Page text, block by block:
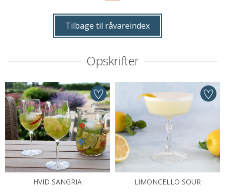
Tilbage til råvareindex
Opskrifter
HVID SANGRIA LIMONCELLO SOUR